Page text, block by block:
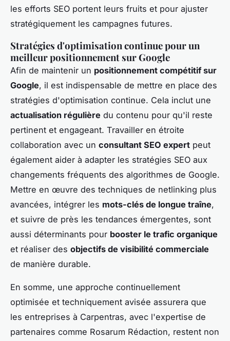
les efforts SEO portent leurs fruits et pour ajuster
stratégiquement les campagnes futures.
Stratégies d'optimisation continue pour un
meilleur positionnement sur Google
Afin de maintenir un positionnement compétitif sur
Google, il est indispensable de mettre en place des
stratégies d'optimisation continue. Cela inclut une
actualisation régulière du contenu pour qu'il reste
pertinent et engageant. Travailler en étroite
collaboration avec un consultant SEO expert peut
également aider à adapter les stratégies SEO aux
changements fréquents des algorithmes de Google.
Mettre en œuvre des techniques de netlinking plus
avancées, intégrer les mots-clés de longue traîne,
et suivre de près les tendances émergentes, sont
aussi déterminants pour booster le trafic organique
et réaliser des objectifs de visibilité commerciale
de manière durable.
En somme, une approche continuellement
optimisée et techniquement avisée assurera que
les entreprises à Carpentras, avec l'expertise de
partenaires comme Rosarum Rédaction, restent non